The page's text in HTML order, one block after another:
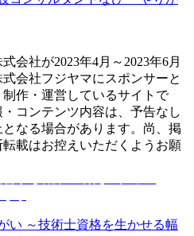
会社が2023年4月～2023年6月
会社フジヤマにスポンサーと
作・運営しているサイトで
コンテンツ内容は、予告なし
なる場合があります。尚、掲
載はお控えいただくようお願
い ～技術士資格を生かせる幅